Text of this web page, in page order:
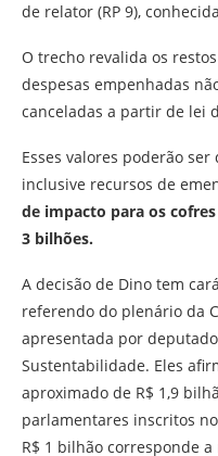
de relator (RP 9),
O trecho revalida os
despesas empenhadas
canceladas a partir de lei
Esses valores poderão
inclusive recursos de
de impacto para os
3 bilhões.
A decisão de Dino tem
referendo do plenário da
apresentada por
Sustentabilidade. Eles
aproximado de R$ 1,9
parlamentares inscritos
R$ 1 bilhão corresponde